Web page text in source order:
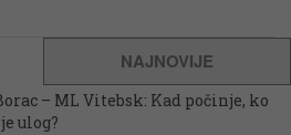
NAJNOVIJE
– ML Vitebsk: Kad počinje, ko
ulog?